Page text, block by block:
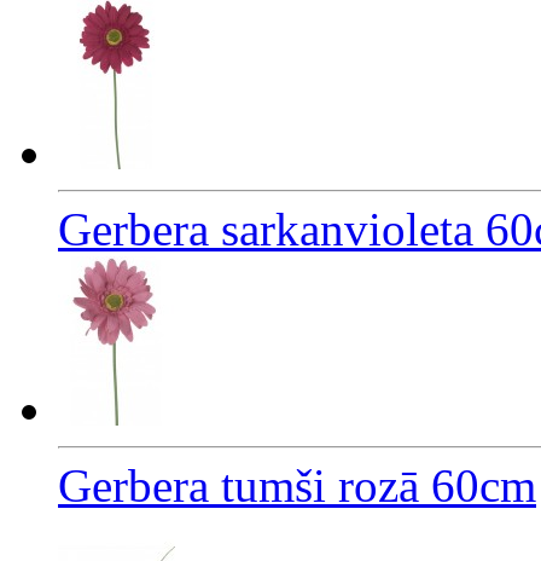
Gerbera sarkanvioleta
Gerbera tumši rozā 60cm